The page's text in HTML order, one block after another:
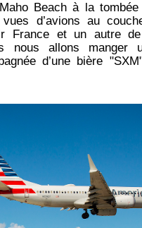
Beach à la
vues d’avions au
France et un autre
nous allons manger
d’une bière